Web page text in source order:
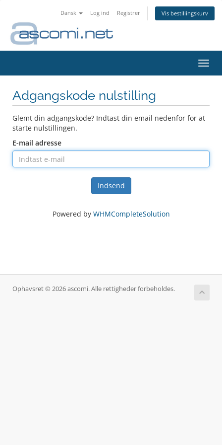
Dansk Log ind Registrer Vis bestillingskurv
Skift
Adgangskode nulstilling
Glemt din adgangskode? Indtast din email nedenfor for at
starte nulstillingen.
E-mail adresse
Indsend
Powered by WHMCompleteSolution
Ophavsret © 2026 ascomi. Alle rettigheder forbeholdes.